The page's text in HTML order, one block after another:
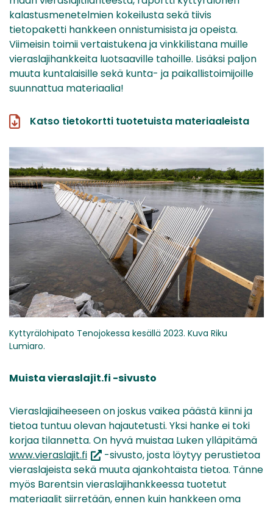
kalastusmenetelmien kokeilusta sekä tiivis
tietopaketti hankkeen onnistumisista ja opeista.
Viimeisin toimii vertaistukena ja vinkkilistana muille
vieraslajihankkeita luotsaaville tahoille. Lisäksi paljon
muuta kuntalaisille sekä kunta- ja paikallistoimijoille
suunnattua materiaalia!
Katso tietokortti tuotetuista materiaaleista
Kyttyrälohipato Tenojokessa kesällä 2023. Kuva Riku
Lumiaro.
Muista vieraslajit.fi -sivusto
Vieraslajiaiheeseen on joskus vaikea päästä kiinni ja
tietoa tuntuu olevan hajautetusti. Yksi hanke ei toki
korjaa tilannetta. On hyvä muistaa Luken ylläpitämä
www.vieraslajit.fi(siirryt
toiseen
palveluun)
-sivusto, josta löytyy perustietoa
vieraslajeista sekä muuta ajankohtaista tietoa. Tänne
myös Barentsin vieraslajihankkeessa tuotetut
materiaalit siirretään, ennen kuin hankkeen oma